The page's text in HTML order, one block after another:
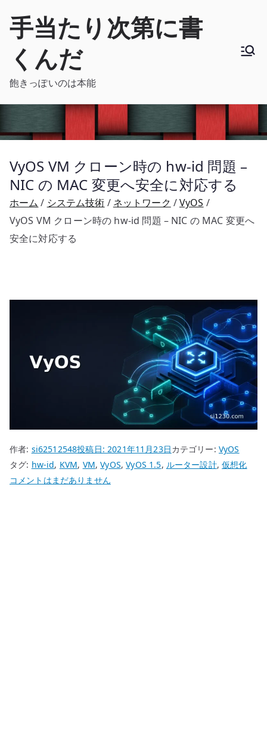
手当たり次第に書
くんだ
飽きっぽいのは本能
VyOS VM クローン時の hw-id 問題 –
NIC の MAC 変更へ安全に対応する
ホーム システム技術 ネットワーク
VyOS
VyOS VM クローン時の hw-id 問題 – NIC の MAC 変更へ
安全に対応する
作者: si62512548投稿日:2021年11月23日カテゴリー: VyOS
タグ: hw-id, KVM, VM,VyOS,VyOS 1.5, ルーター設計,仮想化
VyOS
コメントはまだありません